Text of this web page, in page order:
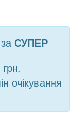
СУПЕР
очікування